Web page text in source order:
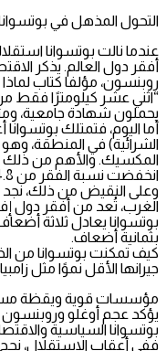
التحول المذهل في
أفقر دول العالم. يذكر
روبنسون، مؤلفا كتاب
“اثني عشر كيلومترًا فقط
يحملون شهادة جامعية،
أما اليوم، فتمتلك
الشرائية) في المنطقة،
المكسيك. والأهم من ذلك
انخفضت نسبة الفقر من 34.8% عام 1993 إلى 16.1% عام 2016
وعلى النقيض من ذلك، نجد
بوتسوانا يعادل ثلاثة
بثمانية أضعاف.
كيف تمكنت بوتسوانا من
جيرانها الأقل نموًا مثل
مؤسسات قوية ويقظة
يؤكد عجم أوغلو
بوتسوانا السياسية
ففي أعقاب الاستقلال،